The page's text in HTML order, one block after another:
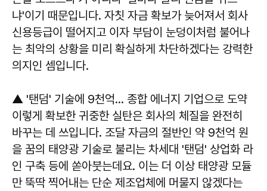
냐'이기 때문입니다. 자칫 자금 확보가 늦어져서 회사
신용등급이 떨어지고 이자 부담이 눈덩이처럼 불어나
는 최악의 상황을 미리 확실하게 차단하겠다는 강력한
의지인 셈입니다.
▲ '탠덤' 기술에 9천억… 종합 에너지 기업으로 도약
이렇게 확보한 귀중한 실탄은 회사의 체질을 완전히
바꾸는 데 쓰입니다. 조달 자금의 절반인 약 9천억 원
을 꿈의 태양광 기술로 불리는 차세대 '탠덤' 상업화 라
인 구축 등에 쏟아붓는데요. 이는 더 이상 태양광 모듈
만 뚝딱 찍어내는 단순 제조업체에 머물지 않겠다는